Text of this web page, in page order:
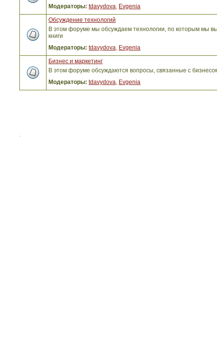
Модераторы: tdavydova, Evgenia
Обсуждение технологий
В этом форуме мы обсуждаем технологии, по которым мы
книги
Модераторы: tdavydova, Evgenia
Бизнес и маркетинг
В этом форуме обсуждаются вопросы, связанные с
Модераторы: tdavydova, Evgenia